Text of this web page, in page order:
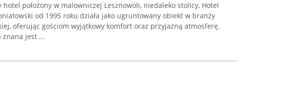
hotel położony w malowniczej Lesznowoli, niedaleko stolicy, Hotel
od 1995 roku działa jako ugruntowany obiekt w branży
oferując gościom wyjątkowy komfort oraz przyjazną atmosferę.
znana jest ...